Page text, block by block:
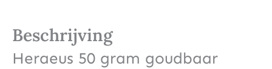
Beschrijving
Heraeus 50 gram goudbaar